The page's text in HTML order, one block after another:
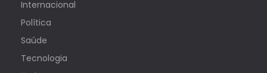
Internacional
Política
Saúde
Tecnologia